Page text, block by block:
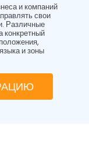
и компаний
свои
Различные
конкретный
и зоны